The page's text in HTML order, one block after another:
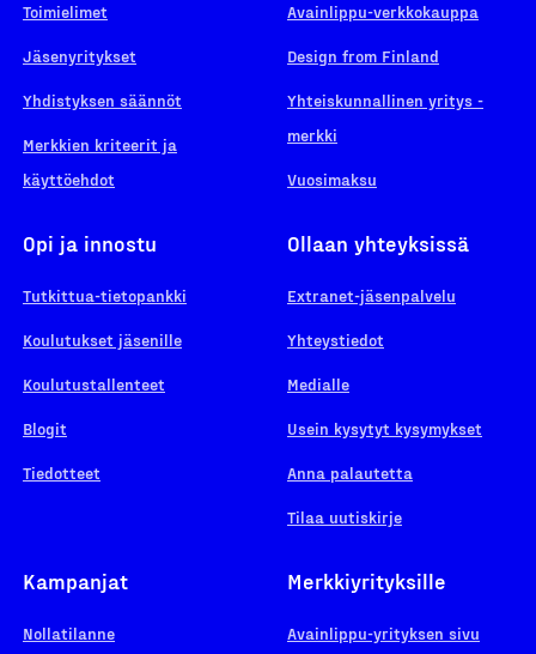
Toimielimet
Jäsenyritykset
Yhdistyksen säännöt
Merkkien kriteerit ja
käyttöehdot
Avainlippu-verkkokauppa
Design from Finland
Yhteiskunnallinen yritys -
merkki
Vuosimaksu
Opi ja innostu
Tutkittua-tietopankki
Koulutukset jäsenille
Koulutustallenteet
Blogit
Tiedotteet
Ollaan yhteyksissä
Extranet-jäsenpalvelu
Yhteystiedot
Medialle
Usein kysytyt kysymykset
Anna palautetta
Tilaa uutiskirje
Kampanjat
Nollatilanne
Merkkiyrityksille
Avainlippu-yrityksen sivu